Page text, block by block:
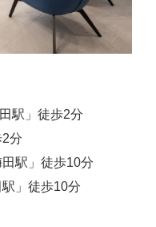
駅」徒歩2分
分
駅」徒歩10分
」徒歩10分